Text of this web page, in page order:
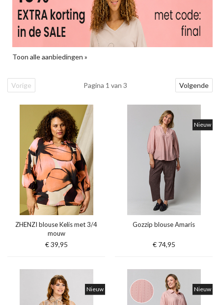
Toon alle aanbiedingen »
Vorige Pagina 1 van 3 Volgende
ZHENZI blouse Kelis met 3/4
mouw
€ 39,95
Nieuw
Gozzip blouse Amaris
€ 74,95
Nieuw Nieuw